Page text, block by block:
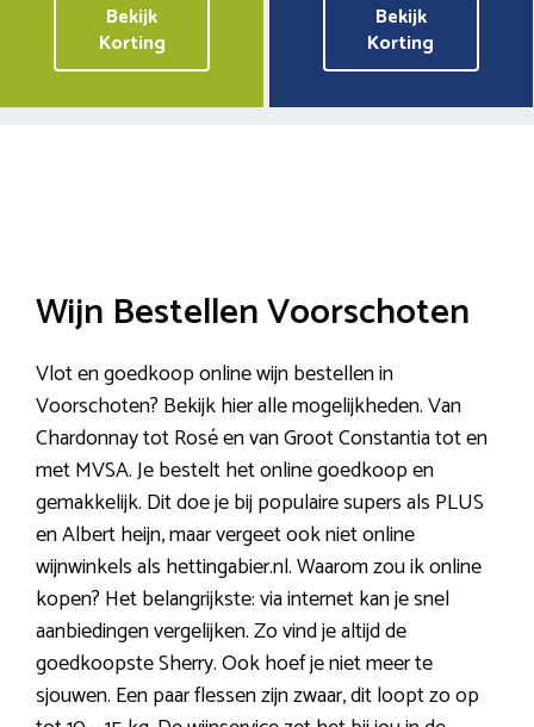
Bekijk
Korting
Bekijk
Korting
Wijn Bestellen Voorschoten
Vlot en goedkoop online wijn bestellen in
Voorschoten? Bekijk hier alle mogelijkheden. Van
Chardonnay tot Rosé en van Groot Constantia tot en
met MVSA. Je bestelt het online goedkoop en
gemakkelijk. Dit doe je bij populaire supers als PLUS
en Albert heijn, maar vergeet ook niet online
wijnwinkels als hettingabier.nl. Waarom zou ik online
kopen? Het belangrijkste: via internet kan je snel
aanbiedingen vergelijken. Zo vind je altijd de
goedkoopste Sherry. Ook hoef je niet meer te
sjouwen. Een paar flessen zijn zwaar, dit loopt zo op